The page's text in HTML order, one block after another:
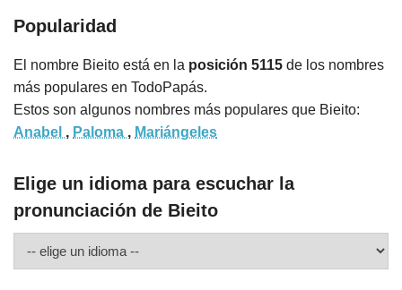
Popularidad
El nombre Bieito está en la posición 5115 de los nombres
más populares en TodoPapás.
Estos son algunos nombres más populares que Bieito:
Anabel , Paloma , Mariángeles
Elige un idioma para escuchar la
pronunciación de Bieito